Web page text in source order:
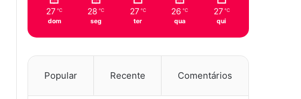
27 ℃
dom
28 ℃
seg
27 ℃
ter
26 ℃
qua
27 ℃
qui
Popular Recente Comentários